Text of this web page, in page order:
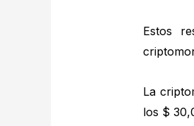
Estos
La
los $